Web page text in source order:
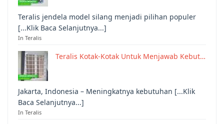
Teralis jendela model silang menjadi pilihan populer
[...Klik Baca Selanjutnya...]
In Teralis
Teralis Kotak-Kotak Untuk Menjawab Kebut…
Jakarta, Indonesia – Meningkatnya kebutuhan [...Klik
Baca Selanjutnya...]
In Teralis